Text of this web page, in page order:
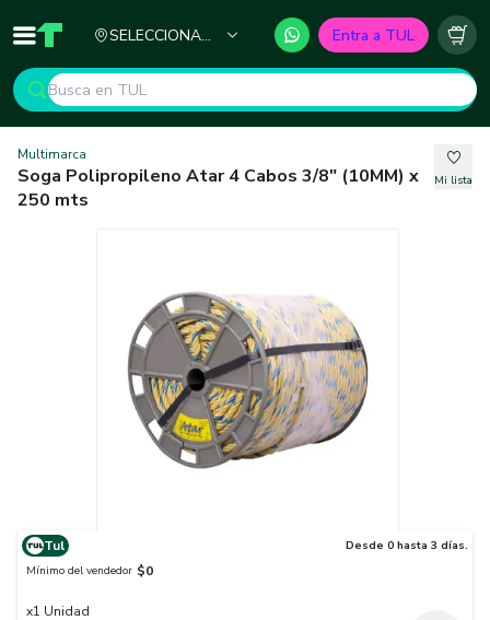
Inicio TUL - Tu Marketplace de Construcción
SELECCIONA
Entra a TUL
Multimarca
Soga Polipropileno Atar 4 Cabos 3/8" (10MM) x
250 mts
Mi lista
Tul
Desde 0 hasta 3 días.
Mínimo del vendedor $0
x1 Unidad